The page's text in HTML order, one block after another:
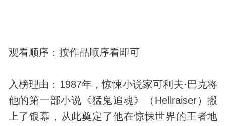
观看顺序：按作品顺序看即可
入榜理由：1987年，惊悚小说家可利夫·巴克将
他的第一部小说《猛鬼追魂》（Hellraiser）搬
上了银幕，从此奠定了他在惊悚世界的王者地